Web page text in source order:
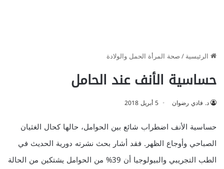
الرئيسية/صحة المرأة الحمل والولادة
حساسية الأنف عند الحامل
د. فادي رضوان 5 أبريل 2018
حساسية الأنف اضطراب شائع بين الحوامل، حالها كحال الغثيان
الصباحي وأوجاع الظهر. فقد أشار بحث نشرته دورية الحديث في
الطب التجريبي والبيولوجيا أن 39% من الحوامل يشتكين من الحالة